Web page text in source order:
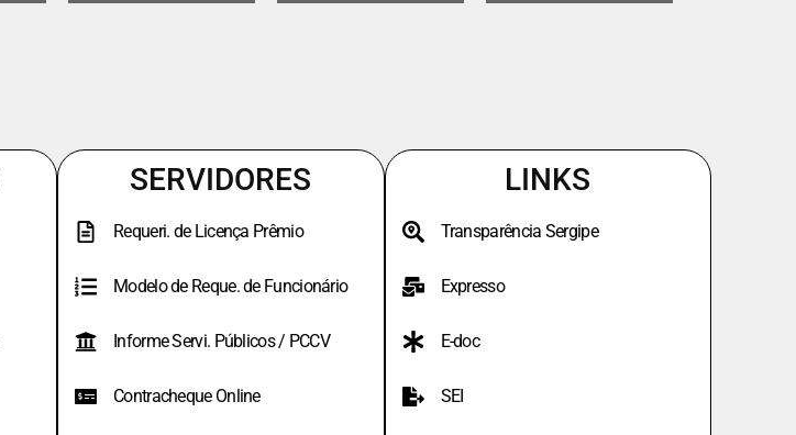
SERVIDORES
Requeri. de Licença Prêmio
Modelo de Reque. de Funcionário
Informe Servi. Públicos / PCCV
Contracheque Online
LINKS
Transparência Sergipe
Expresso
E-doc
SEI